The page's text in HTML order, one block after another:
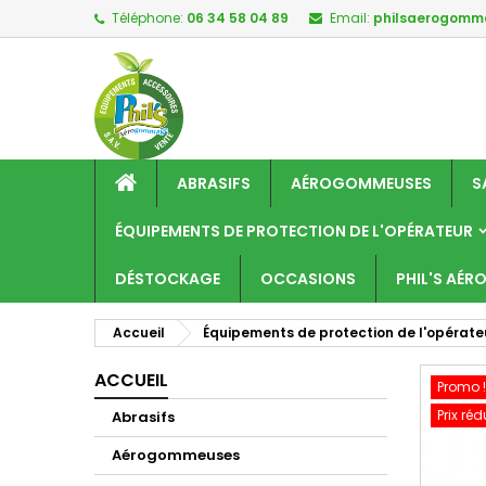
Téléphone: 06 34 58 04 89 Email:
ABRASIFS AÉROGOMMEUSES
ÉQUIPEMENTS DE PROTECTION DE L'OPÉRATEUR
DÉSTOCKAGE OCCASIONS PHIL'S
Accueil Équipements de protection de
ACCUEIL
Abrasifs
Aérogommeuses
Promo !
Prix